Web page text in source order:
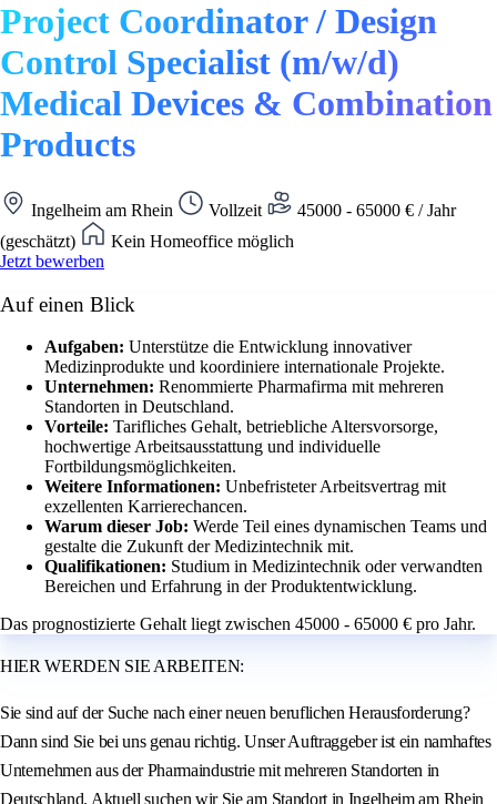
Project Coordinator / Design
Control Specialist (m/w/d)
Medical Devices & Combination
Products
Ingelheim am Rhein Vollzeit
45000 - 65000 € / Jahr
(geschätzt)
Kein Homeoffice möglich
Jetzt bewerben
Auf einen Blick
Aufgaben: Unterstütze die Entwicklung innovativer
Medizinprodukte und koordiniere internationale Projekte.
Unternehmen: Renommierte Pharmafirma mit mehreren
Standorten in Deutschland.
Vorteile: Tarifliches Gehalt, betriebliche Altersvorsorge,
hochwertige Arbeitsausstattung und individuelle
Fortbildungsmöglichkeiten.
Weitere Informationen: Unbefristeter Arbeitsvertrag mit
exzellenten Karrierechancen.
Warum dieser Job: Werde Teil eines dynamischen Teams und
gestalte die Zukunft der Medizintechnik mit.
Qualifikationen: Studium in Medizintechnik oder verwandten
Bereichen und Erfahrung in der Produktentwicklung.
Das prognostizierte Gehalt liegt zwischen 45000 - 65000 € pro Jahr.
HIER WERDEN SIE ARBEITEN:
Sie sind auf der Suche nach einer neuen beruflichen Herausforderung?
Dann sind Sie bei uns genau richtig. Unser Auftraggeber ist ein namhaftes
Unternehmen aus der Pharmaindustrie mit mehreren Standorten in
Deutschland. Aktuell suchen wir Sie am Standort in Ingelheim am Rhein